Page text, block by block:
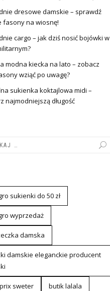
dresowe damskie – sprawdź
fasony na wiosnę!
cargo – jak dziś nosić bojówki w
modna kiecka na lato – zobacz
wziąć po uwagę?
sukienka koktajlowa midi –
najmodniejszą długość
sukienki do 50 zł
wyprzedaż
damska
damskie eleganckie producent
sweter butik lalala